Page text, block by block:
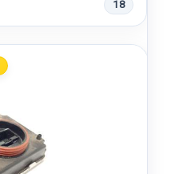
18